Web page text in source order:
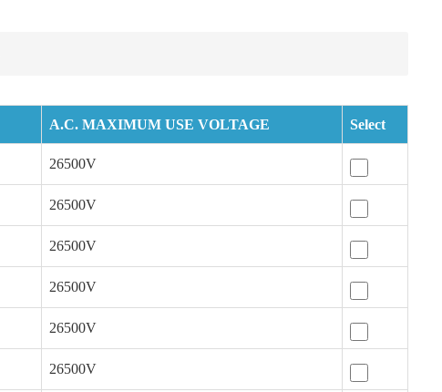
A.C. MAXIMUM USE VOLTAGE Select
26500V
26500V
26500V
26500V
26500V
26500V